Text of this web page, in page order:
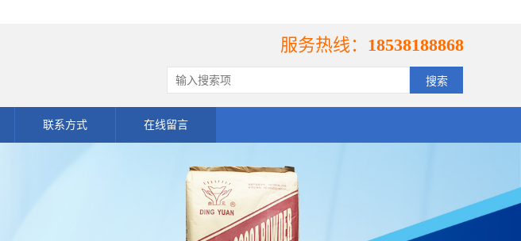
服务热线： 18538188868
联系方式 在线留言